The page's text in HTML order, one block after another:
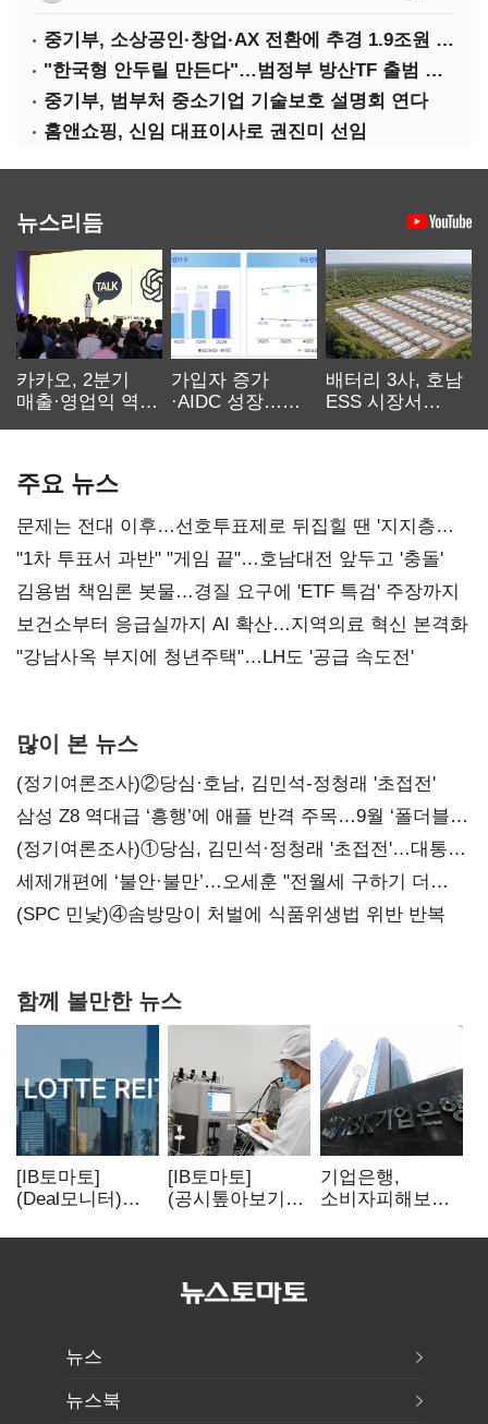
중기부, 소상공인·창업·AX 전환에 추경 1.9조원 편성
"한국형 안두릴 만든다"…범정부 방산TF 출범 초읽기
중기부, 범부처 중소기업 기술보호 설명회 연다
홈앤쇼핑, 신임 대표이사로 권진미 선임
뉴스리듬
카카오, 2분기
매출·영업익 역대
가입자 증가
·AIDC 성장…
배터리 3사, 호남
ESS 시장서
주요 뉴스
문제는 전대 이후…선호투표제로 뒤집힐 땐 '지지층
불복'
"1차 투표서 과반" "게임 끝"…호남대전 앞두고 '충돌'
김용범 책임론 봇물…경질 요구에 'ETF 특검' 주장까지
보건소부터 응급실까지 AI 확산…지역의료 혁신 본격화
"강남사옥 부지에 청년주택"…LH도 '공급 속도전'
많이 본 뉴스
(정기여론조사)②당심·호남, 김민석-정청래 '초접전'
삼성 Z8 역대급 ‘흥행’에 애플 반격 주목…9월 ‘폴더블
대전’
(정기여론조사)①당심, 김민석·정청래 '초접전'…대통령
지지도 '50% 아래로'(종합)
세제개편에 ‘불안·불만’…오세훈 "전월세 구하기 더
힘들어질 것"
(SPC 민낯)④솜방망이 처벌에 식품위생법 위반 반복
함께 볼만한 뉴스
[IB토마토]
(Deal모니터)
발행…빠듯한
[IB토마토]
(공시톺아보기)
무엇이 '중요한
기업은행,
소비자피해보상
보이스피싱 공시
뉴스
뉴스북